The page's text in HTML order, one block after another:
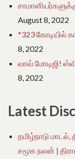
August 8, 2022
*323 கோடியில்
8, 2022
வாவ் மோடிஜி!
8, 2022
Latest
தமிழ்நாடு மாடல்,
சமூக நலன் |